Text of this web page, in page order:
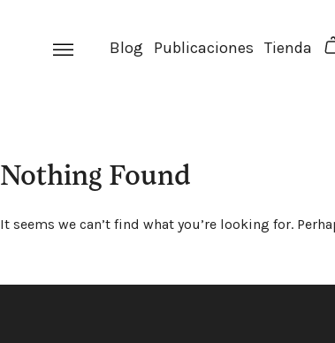
Blog Publicaciones Tienda
Nothing Found
It seems we can’t find what you’re looking for.